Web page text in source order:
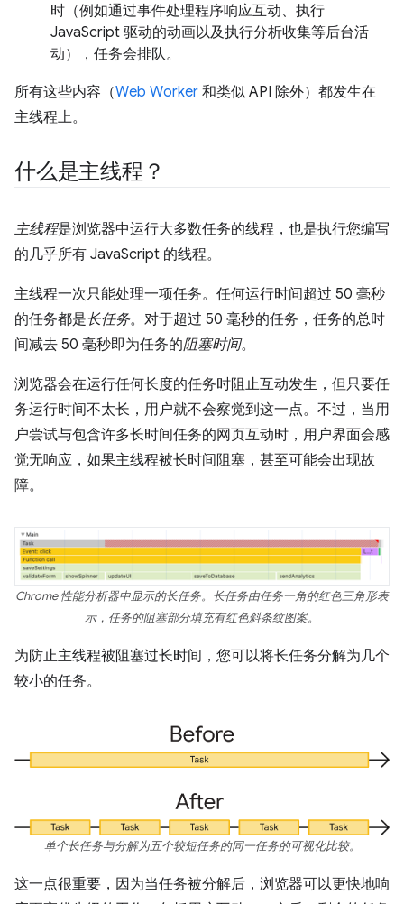
时（例如通过事件处理程序响应互动、执行
JavaScript 驱动的动画以及执行分析收集等后台活
动），任务会排队。
所有这些内容（Web Worker 和类似 API 除外）都发生在
主线程上。
什么是主线程？
主线程是浏览器中运行大多数任务的线程，也是执行您编写
的几乎所有 JavaScript 的线程。
主线程一次只能处理一项任务。任何运行时间超过 50 毫秒
的任务都是长任务。对于超过 50 毫秒的任务，任务的总时
间减去 50 毫秒即为任务的阻塞时间。
浏览器会在运行任何长度的任务时阻止互动发生，但只要任
务运行时间不太长，用户就不会察觉到这一点。不过，当用
户尝试与包含许多长时间任务的网页互动时，用户界面会感
觉无响应，如果主线程被长时间阻塞，甚至可能会出现故
障。
Chrome 性能分析器中显示的长任务。长任务由任务一角的红色三角形表
示，任务的阻塞部分填充有红色斜条纹图案。
为防止主线程被阻塞过长时间，您可以将长任务分解为几个
较小的任务。
单个长任务与分解为五个较短任务的同一任务的可视化比较。
这一点很重要，因为当任务被分解后，浏览器可以更快地响